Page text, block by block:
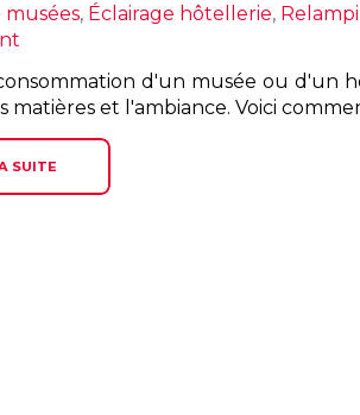
par
musées, Éclairage hôtellerie,
d'un musée ou d'un
matières et l'ambiance. Voici
SUITE